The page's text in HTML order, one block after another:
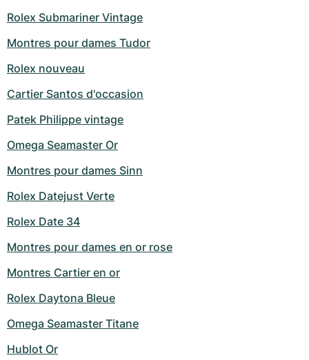
Rolex Submariner Vintage
Montres pour dames Tudor
Rolex nouveau
Cartier Santos d'occasion
Patek Philippe vintage
Omega Seamaster Or
Montres pour dames Sinn
Rolex Datejust Verte
Rolex Date 34
Montres pour dames en or rose
Montres Cartier en or
Rolex Daytona Bleue
Omega Seamaster Titane
Hublot Or